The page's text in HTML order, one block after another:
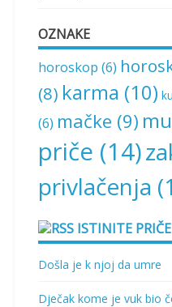
OZNAKE
horoskop (6)
(8) karma (10)
(6) mačke (9)
priče (14)
privlačenja
ISTINITE PRIČE
Došla je k njoj da umre
Dječak kome je vuk bio